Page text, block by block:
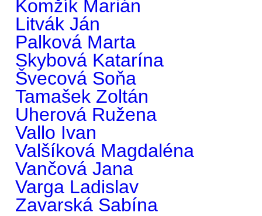
Komžík Marián
Litvák Ján
Palková Marta
Skybová Katarína
Švecová Soňa
Tamašek Zoltán
Uherová Ružena
Vallo Ivan
Valšíková Magdaléna
Vančová Jana
Varga Ladislav
Zavarská Sabína